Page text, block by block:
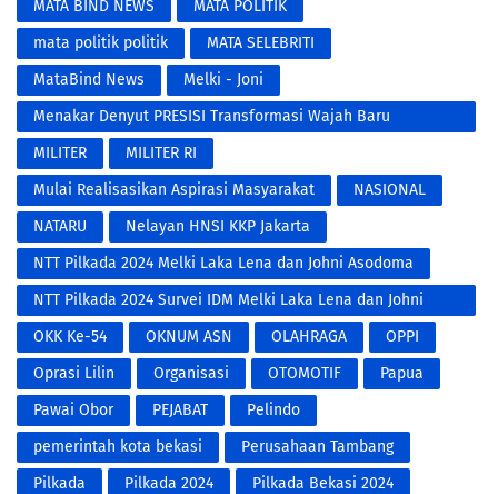
MATA BIND NEWS
MATA POLITIK
mata politik politik
MATA SELEBRITI
MataBind News
Melki - Joni
​Menakar Denyut PRESISI Transformasi Wajah Baru
Kepolisian di Era Digital
MILITER
MILITER RI
Mulai Realisasikan Aspirasi Masyarakat
NASIONAL
NATARU
Nelayan HNSI KKP Jakarta
NTT Pilkada 2024 Melki Laka Lena dan Johni Asodoma
NTT Pilkada 2024 Survei IDM Melki Laka Lena dan Johni
Asodoma
OKK Ke-54 OKNUM ASN OLAHRAGA
OPPI
Oprasi Lilin
Organisasi OTOMOTIF
Papua
Pawai Obor
PEJABAT
Pelindo
pemerintah kota bekasi
Perusahaan Tambang
Pilkada
Pilkada 2024
Pilkada Bekasi 2024